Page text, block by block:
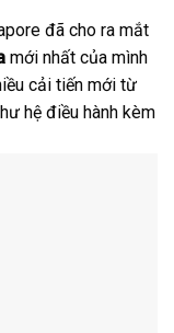
đã cho ra mắt
mới nhất của mình
cải tiến mới từ
hệ điều hành kèm